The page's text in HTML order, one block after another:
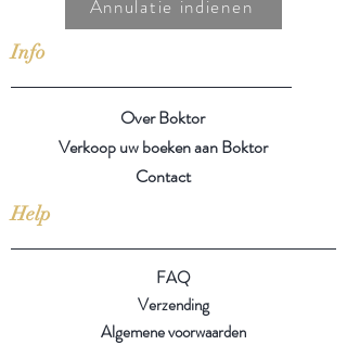
Annulatie indienen
Info
Over Boktor
Verkoop uw boeken aan Boktor
Contact
Help
FAQ
Verzending
Algemene voorwaarden